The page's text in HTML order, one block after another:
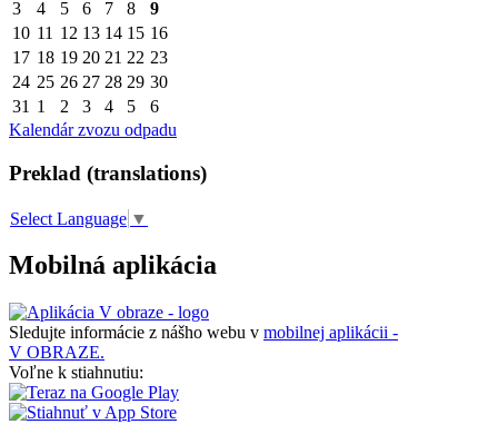
3
4 5 6 7 8
9
10 11 12 13 14 15 16
17 18 19 20 21 22 23
24 25 26 27 28 29 30
31 1 2 3 4 5
6
Kalendár zvozu odpadu
Preklad (translations)
Select Language ▼
Mobilná aplikácia
Sledujte informácie z nášho webu v mobilnej aplikácii -
V OBRAZE.
Voľne k stiahnutiu: